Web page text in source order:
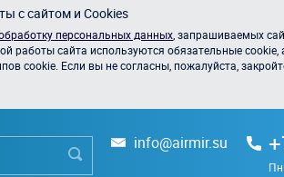
с сайтом и Cookies
персональных данных , запрашиваемых
работы сайта используются обязательные cookie,
cookie. Если вы не согласны, пожалуйста,
info@airmir.su